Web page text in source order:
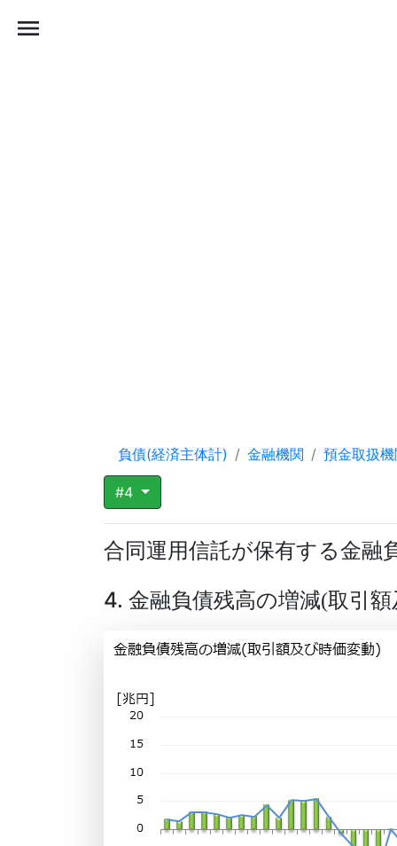
menu
負債(経済主体計) 金融機関 預金取扱
#4
合同運用信託が保有する金融
4. 金融負債残高の増減(取引